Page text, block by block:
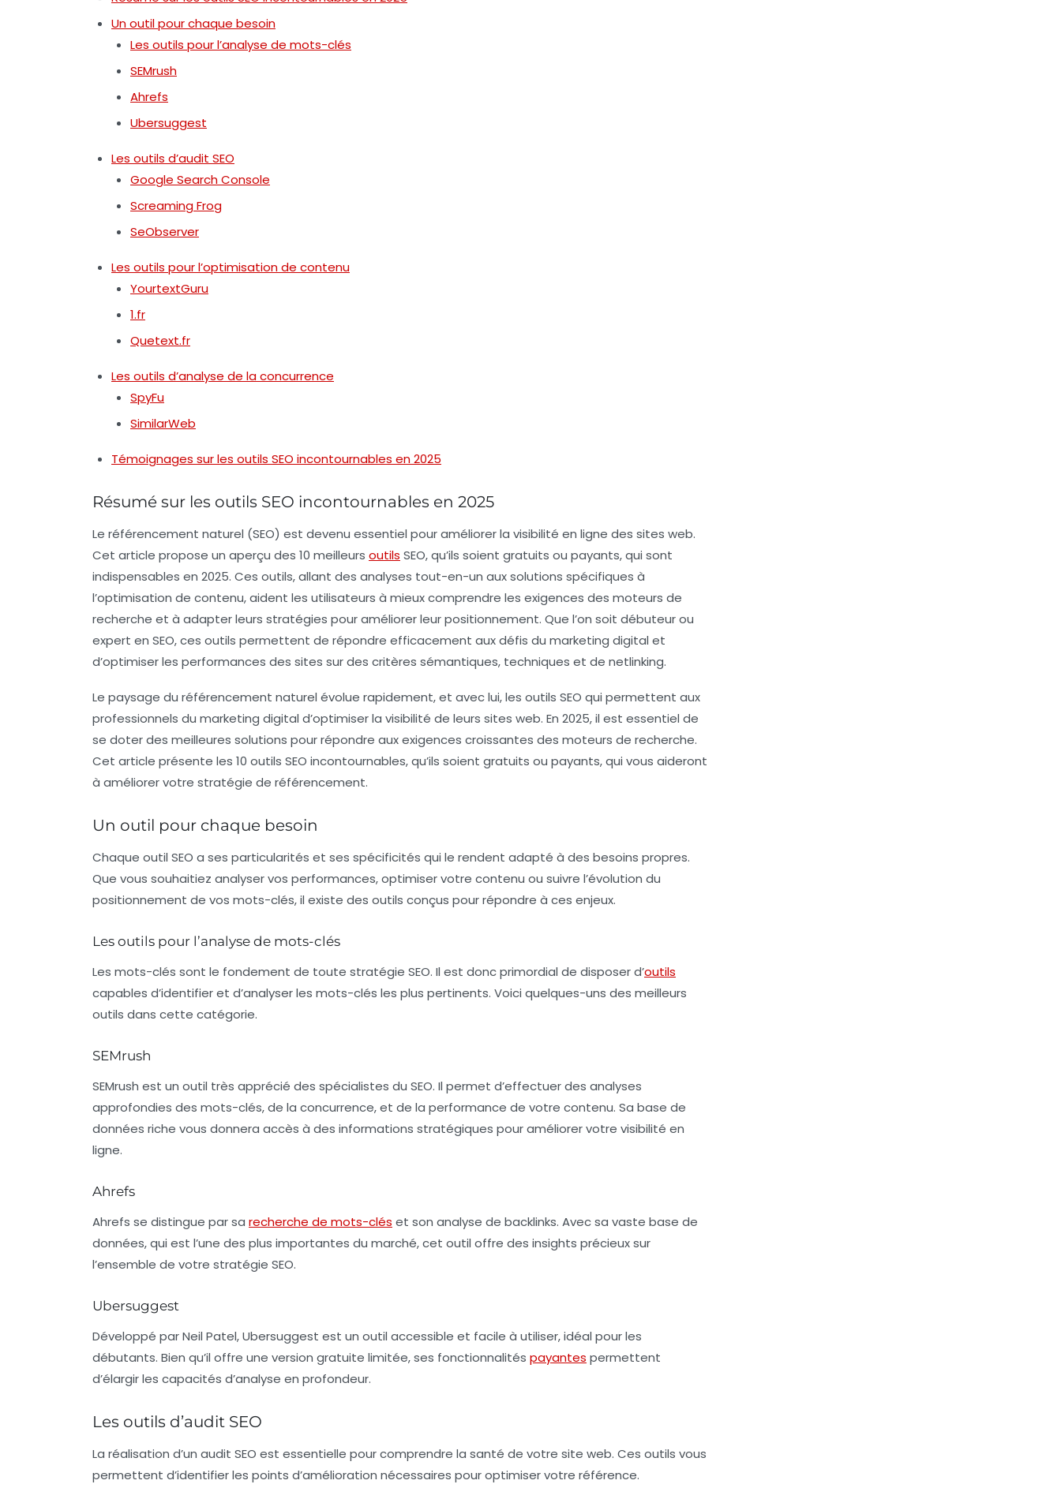
Un outil pour chaque besoin
Les outils pour l’analyse de mots-clés
SEMrush
Ahrefs
Ubersuggest
Les outils d’audit SEO
Google Search Console
Screaming Frog
SeObserver
Les outils pour l’optimisation de contenu
YourtextGuru
1.fr
Quetext.fr
Les outils d’analyse de la concurrence
SpyFu
SimilarWeb
Témoignages sur les outils SEO incontournables en 2025
Résumé sur les outils SEO incontournables en 2025
Le référencement naturel (SEO) est devenu essentiel pour améliorer la visibilité en ligne des sites web.
Cet article propose un aperçu des 10 meilleurs outils SEO, qu’ils soient gratuits ou payants, qui sont
indispensables en 2025. Ces outils, allant des analyses tout-en-un aux solutions spécifiques à
l’optimisation de contenu, aident les utilisateurs à mieux comprendre les exigences des moteurs de
recherche et à adapter leurs stratégies pour améliorer leur positionnement. Que l’on soit débuteurou
expert en SEO, ces outils permettent de répondre efficacement aux défis du marketing digital et
d’optimiser les performances des sites sur des critères sémantiques, techniques et de netlinking.
Le paysage du référencement naturel évolue rapidement, et avec lui, les outils SEO qui permettent aux
professionnels du marketing digital d’optimiser la visibilité de leurs sites web. En 2025, il est essentiel de
se doter des meilleures solutions pour répondre aux exigences croissantes des moteurs de recherche.
Cet article présente les 10 outils SEO incontournables, qu’ils soient gratuits ou payants, qui vous aideront
à améliorer votre stratégie de référencement.
Un outil pour chaque besoin
Chaque outil SEO a ses particularités et ses spécificités qui le rendent adapté à des besoins propres.
Que vous souhaitiez analyser vos performances, optimiser votre contenu ou suivre l’évolution du
positionnement de vos mots-clés, il existe des outils conçus pour répondre à ces enjeux.
Les outils pour l’analyse de mots-clés
Les mots-clés sont le fondement de toute stratégie SEO. Il est donc primordial de disposer d’outils
capables d’identifier et d’analyser les mots-clés les plus pertinents. Voici quelques-uns des meilleurs
outils dans cette catégorie.
SEMrush
SEMrush est un outil très apprécié des spécialistes du SEO. Il permet d’effectuer des analyses
approfondies des mots-clés, de la concurrence, et de la performance de votre contenu. Sa base de
données riche vous donnera accès à des informations stratégiques pour améliorer votre visibilité en
ligne.
Ahrefs
Ahrefs se distingue par sa recherche de mots-clés et son analyse de backlinks. Avec sa vaste base de
données, qui est l’une des plus importantes du marché, cet outil offre des insights précieux sur
l’ensemble de votre stratégie SEO.
Ubersuggest
Développé par Neil Patel, Ubersuggest est un outil accessible et facile à utiliser, idéal pour les
débutants. Bien qu’il offre une version gratuite limitée, ses fonctionnalités payantes permettent
d’élargir les capacités d’analyse en profondeur.
Les outils d’audit SEO
La réalisation d’un audit SEO est essentielle pour comprendre la santé de votre site web. Ces outils vous
permettent d’identifier les points d’amélioration nécessaires pour optimiser votre référence.